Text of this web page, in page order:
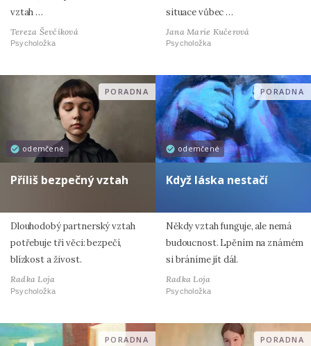
vztah …
Tereza Ševčíková
Psycholožka
situace vůbec …
Jana Marie Kučerová
Psycholožka
odemčené
PORADNA
Příliš bezpečný vztah
Dlouhodobý partnerský vztah
potřebuje tři věci: bezpečí,
blízkost a živost.
Radka Loja
Psycholožka
odemčené
PORADNA
Když láska nestačí
Někdy vztah funguje, ale nemá
budoucnost. Lpěním na známém
si bráníme jít dál.
Radka Loja
Psycholožka
PORADNA PORADNA